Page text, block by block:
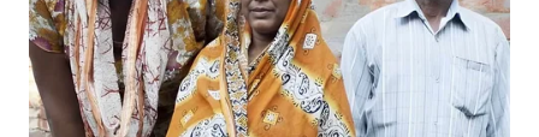
WAHANA
ADVOKAT